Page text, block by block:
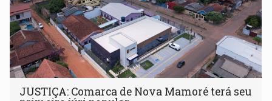
JUSTIÇA: Comarca de Nova Mamoré terá seu